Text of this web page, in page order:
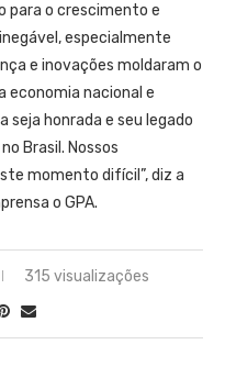
para o crescimento e
especialmente
e inovações moldaram o
nacional e
seja honrada e seu legado
Brasil. Nossos
momento difícil”, diz a
o GPA.
315 visualizações